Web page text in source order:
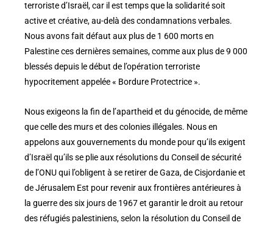
terroriste d’Israël, car il est temps que la solidarité soit
active et créative, au-delà des condamnations verbales.
Nous avons fait défaut aux plus de 1 600 morts en
Palestine ces dernières semaines, comme aux plus de 9 000
blessés depuis le début de l’opération terroriste
hypocritement appelée « Bordure Protectrice ».
Nous exigeons la fin de l’apartheid et du génocide, de même
que celle des murs et des colonies illégales. Nous en
appelons aux gouvernements du monde pour qu’ils exigent
d’Israël qu’ils se plie aux résolutions du Conseil de sécurité
de l’ONU qui l’obligent à se retirer de Gaza, de Cisjordanie et
de Jérusalem Est pour revenir aux frontières antérieures à
la guerre des six jours de 1967 et garantir le droit au retour
des réfugiés palestiniens, selon la résolution du Conseil de